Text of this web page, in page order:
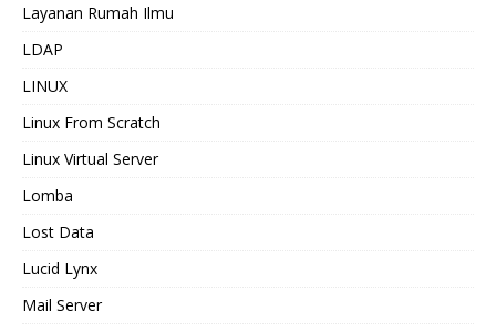
Layanan Rumah Ilmu
LDAP
LINUX
Linux From Scratch
Linux Virtual Server
Lomba
Lost Data
Lucid Lynx
Mail Server